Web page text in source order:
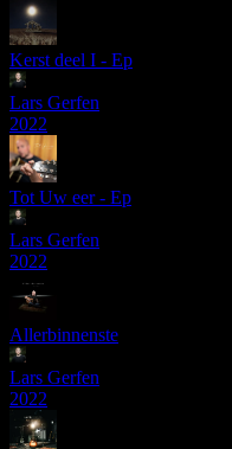
Kerst deel I - Ep
Lars Gerfen
2022
Tot Uw eer - Ep
Lars Gerfen
2022
Allerbinnenste
Lars Gerfen
2022